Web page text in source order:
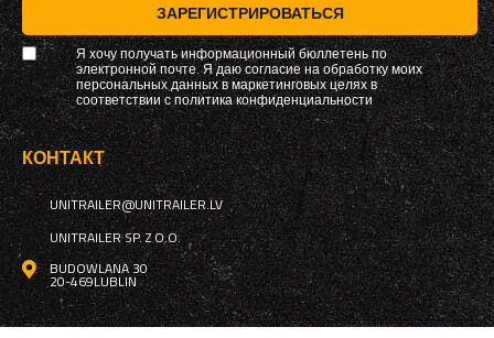
ЗАРЕГИСТРИРОВАТЬСЯ
Я хочу получать информационный бюллетень по
электронной почте. Я даю согласие на обработку моих
персональных данных в маркетинговых целях в
соответствии сполитика конфиденциальности
КОНТАКТ
UNITRAILER@UNITRAILER.LV
UNITRAILER SP. Z O.O.
BUDOWLANA 30
20-469LUBLIN